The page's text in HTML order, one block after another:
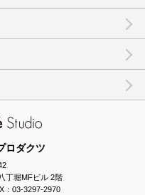
ロダクツ
丁堀MFビル 2階
03-3297-2970